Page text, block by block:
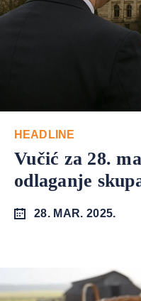
HEADLINE
Vučić za 28.
odlaganje
28. MAR. 2025.